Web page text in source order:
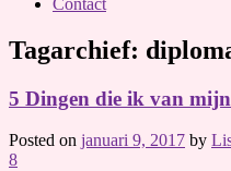
Tagarchief:
5 Dingen die ik van
Posted on januari 9, 2017 by
8